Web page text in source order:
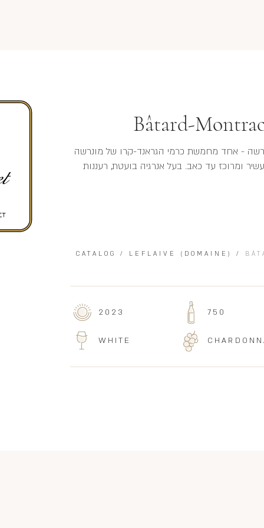
CATALOG / LEFLAIVE (DOMAINE) /
Bâtard-
- אחד מחמשת כרמי הגראנד-קרו של מונרשה
עשיר ומרוכז עד כאב. בעל אנרגיה בועטת, רעננות
2023
WHITE
750